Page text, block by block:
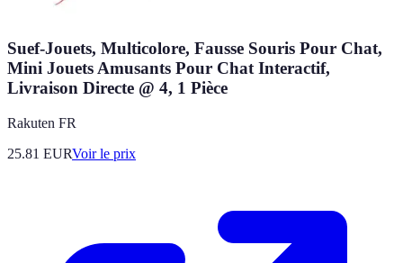
Suef-Jouets, Multicolore, Fausse Souris Pour Chat,
Mini Jouets Amusants Pour Chat Interactif,
Livraison Directe @ 4, 1 Pièce
Rakuten FR
25.81 EURVoir le prix